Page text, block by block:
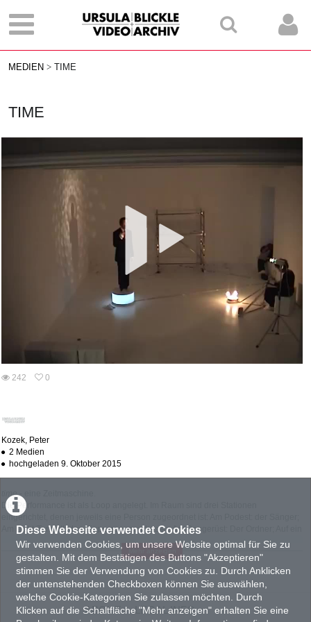
Diese Webseite verwendet Cookies
Wir verwenden Cookies, um unsere Website optimal für Sie zu
gestalten. Mit dem Bestätigen des Buttons "Akzeptieren"
stimmen Sie der Verwendung von Cookies zu. Durch Anklicken
der untenstehenden Checkboxen können Sie auswählen,
welche Cookie-Kategorien Sie zulassen möchten. Durch
Klicken auf die Schaltfläche "Mehr anzeigen" erhalten Sie eine
MEDIEN TIME
TIME
242
0
Kozek, Peter
2 Medien
hochgeladen 9. Oktober 2015
time- eine Zeitmaschine.
Die Performance ist als Loop angelegt. Im Raum sind drei Stationen
eingerichtet, denen jeweils eine Person zugeordnet ist: Am Podest: der Sänger;
Am Licht-Tonpult: das Einpersonenorchester; Am Baugerüst: Der Ordner; Auf ein
Lichtzeichen hin wechseln die drei Personen ihre Positionen: Der Sänger geht
zum Licht-Tonpult, das Einpersonenorchester zum Baugerüst, der Ordner auf
das Podest. Mit dem (gegen den Uhrzeigersinn verlaufenden)
Positionenwechsel werden auch die Aufgabe und die Tätigkeit getauscht. Nach
dreimaliger Wiederholung dieses Vorganges begeben sich alle in einen
Bereich an der Grenze der Spielfläche und halten einige Augenblicke inne.
Dann dreht sich das Rad von Neuem, bis zum nächsten Stillstand...
ABOUT LEGAL INFO